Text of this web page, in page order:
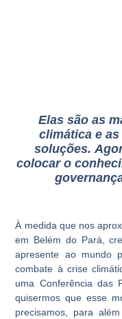
Elas são as
climática e
soluções.
colocar o
À medida que nos
em Belém do Pará,
apresente ao mundo
combate à crise
uma Conferência das
quisermos que esse
precisamos, para